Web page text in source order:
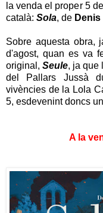
la venda el proper 5
català: Sola, de
Sobre aquesta obra,
d'agost, quan es va
original, Seule, ja que
del Pallars Jussà
vivències de la Lola
5, esdevenint doncs
A la